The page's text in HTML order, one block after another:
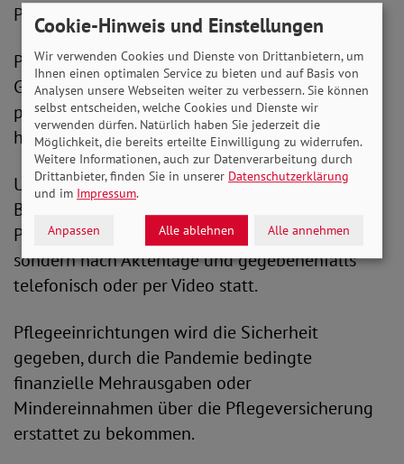
Personalausstattung abweichen.
Pflegekassen wird zudem ein weiterer
Gestaltungsspielraum zur Vermeidung von
pflegerischen Versorgungslücken in der
häuslichen Versorgung eingeräumt.
Um Infektionen zu vermeiden, finden
Begutachtungen der Medizinischen Dienste zum
Pflegegrad befristet nicht mehr persönlich,
sondern nach Aktenlage und gegebenenfalls
telefonisch oder per Video statt.
Pflegeeinrichtungen wird die Sicherheit
gegeben, durch die Pandemie bedingte
finanzielle Mehrausgaben oder
Mindereinnahmen über die Pflegeversicherung
erstattet zu bekommen.
Cookie-Hinweis und Einstellungen
Wir verwenden Cookies und Dienste von Drittanbietern, um
Ihnen einen optimalen Service zu bieten und auf Basis von
Analysen unsere Webseiten weiter zu verbessern. Sie können
selbst entscheiden, welche Cookies und Dienste wir
verwenden dürfen. Natürlich haben Sie jederzeit die
Möglichkeit, die bereits erteilte Einwilligung zu widerrufen.
Weitere Informationen, auch zur Datenverarbeitung durch
Drittanbieter, finden Sie in unserer Datenschutzerklärung
und im Impressum.
Anpassen Alle ablehnen Alle annehmen